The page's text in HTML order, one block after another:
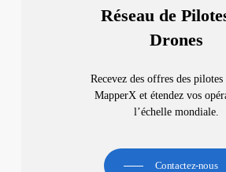
Réseau de
Drones
Recevez des offres des
MapperX et étendez vos
l’échelle mondiale.
Contactez-nous